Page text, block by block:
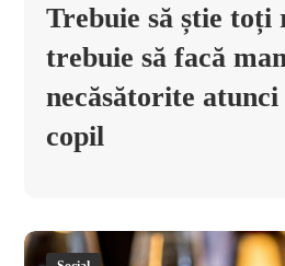
Trebuie să știe toți
trebuie să facă
necăsătorite atunci
copil